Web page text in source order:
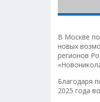
В Москве
новых
регионов
Благодаря
2025 года